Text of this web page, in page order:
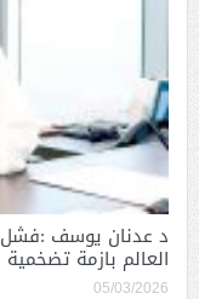
د عدنان يوسف :فشل
العالم بازمة تضخمية
05/03/2026